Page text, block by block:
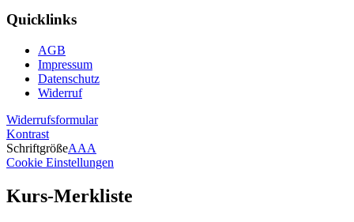
Quicklinks
AGB
Impressum
Datenschutz
Widerruf
Widerrufsformular
Kontrast
SchriftgrößeAAA
Cookie Einstellungen
Kurs-Merkliste